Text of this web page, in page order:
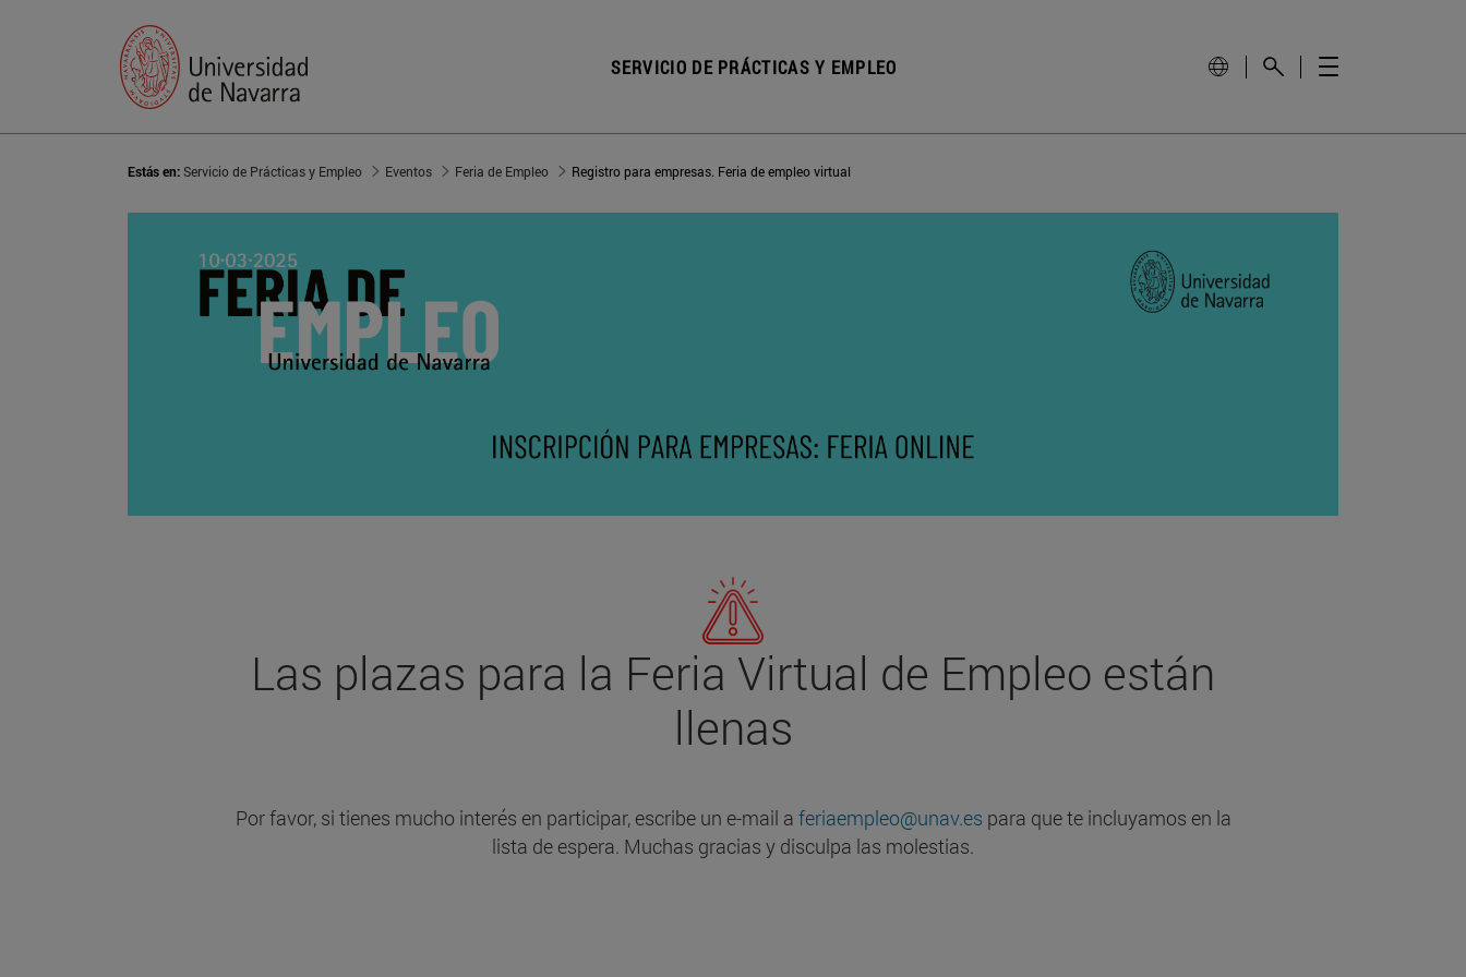
SERVICIO DE PRÁCTICAS Y EMPLEO
Estás en:Servicio de Prácticas y Empleo Eventos Feria de Empleo Registro para empresas. Feria de empleo virtual
Las plazas para la Feria Virtual de Empleo están
llenas
Por favor, si tienes mucho interés en participar, escribe un e-mail a feriaempleo@unav.es para que te incluyamos en la
lista de espera. Muchas gracias y disculpa las molestias.